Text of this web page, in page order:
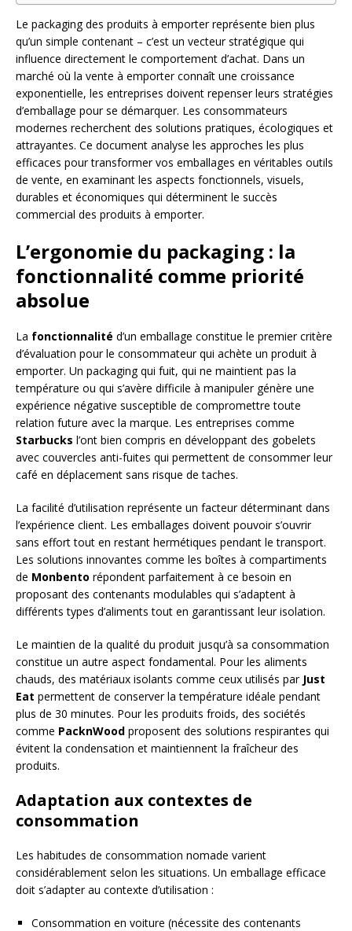
Le packaging des produits à emporter représente bien plus
qu’un simple contenant – c’est un vecteur stratégique qui
influence directement le comportement d’achat. Dans un
marché où la vente à emporter connaît une croissance
exponentielle, les entreprises doivent repenser leurs stratégies
d’emballage pour se démarquer. Les consommateurs
modernes recherchent des solutions pratiques, écologiques et
attrayantes. Ce document analyse les approches les plus
efficaces pour transformer vos emballages en véritables outils
de vente, en examinant les aspects fonctionnels, visuels,
durables et économiques qui déterminent le succès
commercial des produits à emporter.
L’ergonomie du packaging : la
fonctionnalité comme priorité
absolue
La fonctionnalité d’un emballage constitue le premier critère
d’évaluation pour le consommateur qui achète un produit à
emporter. Un packaging qui fuit, qui ne maintient pas la
température ou qui s’avère difficile à manipuler génère une
expérience négative susceptible de compromettre toute
relation future avec la marque. Les entreprises comme
Starbucks l’ont bien compris en développant des gobelets
avec couvercles anti-fuites qui permettent de consommer leur
café en déplacement sans risque de taches.
La facilité d’utilisation représente un facteur déterminant dans
l’expérience client. Les emballages doivent pouvoir s’ouvrir
sans effort tout en restant hermétiques pendant le transport.
Les solutions innovantes comme les boîtes à compartiments
de Monbento répondent parfaitement à ce besoin en
proposant des contenants modulables qui s’adaptent à
différents types d’aliments tout en garantissant leur isolation.
Le maintien de la qualité du produit jusqu’à sa consommation
constitue un autre aspect fondamental. Pour les aliments
chauds, des matériaux isolants comme ceux utilisés par Just
Eat permettent de conserver la température idéale pendant
plus de 30 minutes. Pour les produits froids, des sociétés
comme PacknWood proposent des solutions respirantes qui
évitent la condensation et maintiennent la fraîcheur des
produits.
Adaptation aux contextes de
consommation
Les habitudes de consommation nomade varient
considérablement selon les situations. Un emballage efficace
doit s’adapter au contexte d’utilisation :
Consommation en voiture (nécessite des contenants